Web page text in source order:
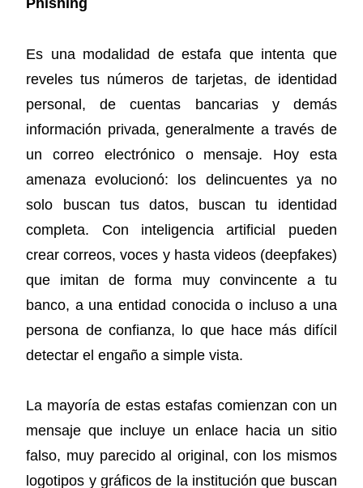
Phishing
Es una modalidad de estafa que intenta que
reveles tus números de tarjetas, de identidad
personal, de cuentas bancarias y demás
información privada, generalmente a través de
un correo electrónico o mensaje. Hoy esta
amenaza evolucionó: los delincuentes ya no
solo buscan tus datos, buscan tu identidad
completa. Con inteligencia artificial pueden
crear correos, voces y hasta videos (deepfakes)
que imitan de forma muy convincente a tu
banco, a una entidad conocida o incluso a una
persona de confianza, lo que hace más difícil
detectar el engaño a simple vista.
La mayoría de estas estafas comienzan con un
mensaje que incluye un enlace hacia un sitio
falso, muy parecido al original, con los mismos
logotipos y gráficos de la institución que buscan